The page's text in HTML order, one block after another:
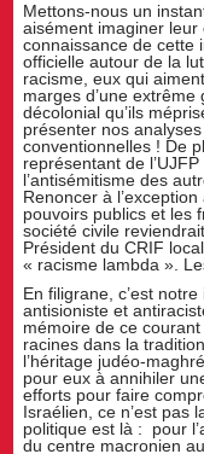
Mettons-nous un
aisément imaginer leur
connaissance de cette
officielle autour de la
racisme, eux qui
marges d’une extrême
décolonial qu’ils
présenter nos
conventionnelles ! De
représentant de
l’antisémitisme des
Renoncer à
pouvoirs publics et les
société civile
Président du CRIF
« racisme lambda ».
En filigrane, c’est
antisioniste et
mémoire de ce
racines dans la
l’héritage judéo-
pour eux à annihiler
efforts pour faire
Israélien, ce n’est pas
politique est là : pour
du centre macronien